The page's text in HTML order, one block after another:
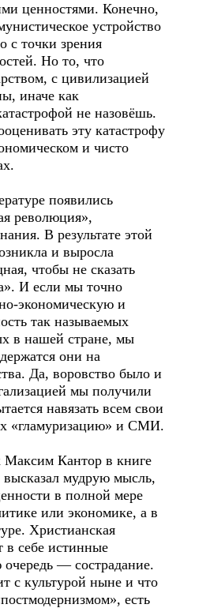
ценностями. Конечно,
устройство
с точки зрения
Но то, что
с цивилизацией
иначе как
не назовёшь.
эту катастрофу
и чисто
появились
революция»,
В результате этой
и выросла
чтобы не сказать
И если мы точно
экономическую и
так называемых
в нашей стране, мы
они на
Да, воровство было и
мы получили
навязать всем свои
«гламуризацию» и СМИ.
Максим Кантор в книге
мудрую мысль,
в полной мере
или экономике, а в
Христианская
в себе истинные
— сострадание.
с культурой ныне и что
есть